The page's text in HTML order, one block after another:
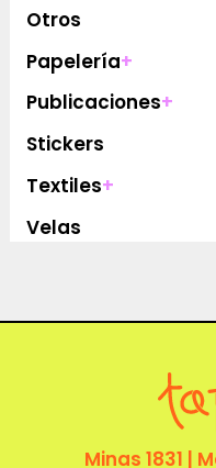
Otros
Papelería+
Publicaciones+
Stickers
Textiles+
Velas
Minas 1831 |